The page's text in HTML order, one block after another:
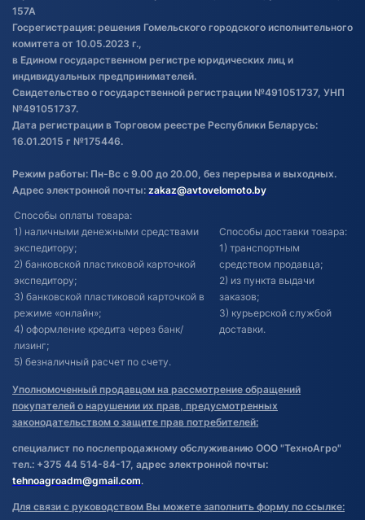
Постановка транспорта на учет
Обновления в ЭПТС 2024
157А
Госрегистрация: решения Гомельского городского исполнительного
комитета от 10.05.2023 г.,
в Едином государственном регистре юридических лиц и
индивидуальных предпринимателей.
Свидетельство о государственной регистрации №491051737, УНП
№491051737.
Дата регистрации в Торговом реестре Республики Беларусь:
16.01.2015 г №175446.
Режим работы: Пн-Вс с 9.00 до 20.00, без перерыва и выходных.
Адрес электронной почты: zakaz@avtovelomoto.by
Способы оплаты товара:
1) наличными денежными средствами
экспедитору;
2) банковской пластиковой карточкой
экспедитору;
3) банковской пластиковой карточкой в
режиме «онлайн»;
4) оформление кредита через банк/
лизинг;
5) безналичный расчет по счету.
Способы доставки товара:
1) транспортным
средством продавца;
2) из пункта выдачи
заказов;
3) курьерской службой
доставки.
Уполномоченный продавцом на рассмотрение обращений
покупателей о нарушении их прав, предусмотренных
законодательством о защите прав потребителей:
специалист по послепродажному обслуживанию ООО "ТехноАгро"
тел.: +375 44 514-84-17, адрес электронной почты:
tehnoagroadm@gmail.com.
Для связи с руководством Вы можете заполнить форму по ссылке: